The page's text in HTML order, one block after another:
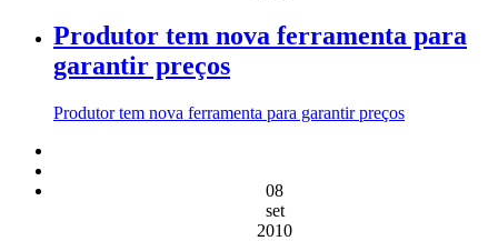
Produtor tem nova ferramenta para
garantir preços
Produtor tem nova ferramenta para garantir preços
08
set
2010